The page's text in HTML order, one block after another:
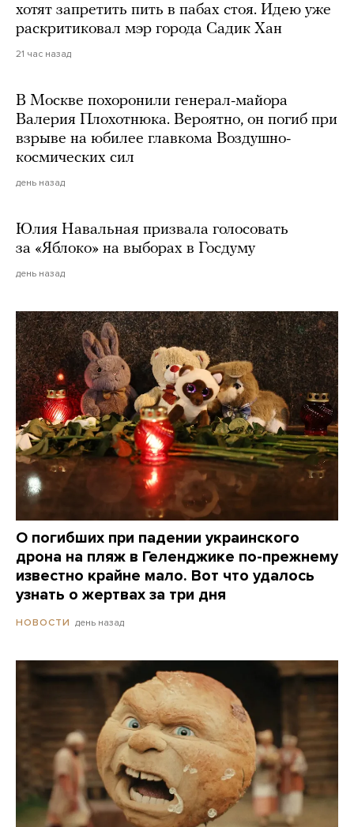
хотят запретить пить в пабах стоя. Идею уже
раскритиковал мэр города Садик Хан
21 час назад
В Москве похоронили генерал-майора
Валерия Плохотнюка. Вероятно, он погиб при
взрыве на юбилее главкома Воздушно-
космических сил
день назад
Юлия Навальная призвала голосовать
за «Яблоко» на выборах в Госдуму
день назад
О погибших при падении украинского
дрона на пляж в Геленджике по-прежнему
известно крайне мало. Вот что удалось
узнать о жертвах за три дня
НОВОСТИ день назад